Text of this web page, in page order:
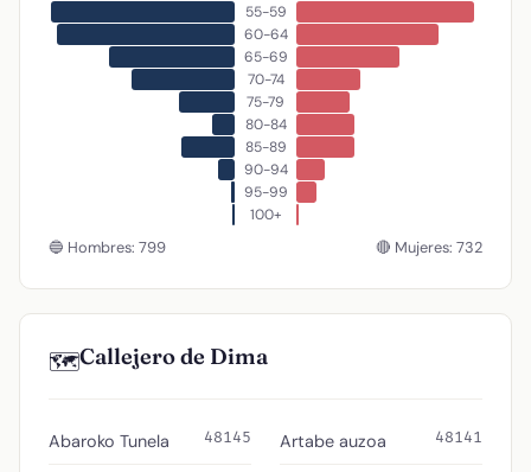
55-59
60-64
65-69
70-74
75-79
80-84
85-89
90-94
95-99
100+
🔵 Hombres: 799 🔴 Mujeres: 732
🗺️Callejero de Dima
Abaroko Tunela 48145 Artabe auzoa 48141